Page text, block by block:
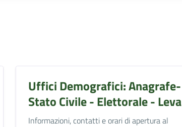
Uffici Demografici: Anagrafe-
Stato Civile - Elettorale - Leva
Informazioni, contatti e orari di apertura al